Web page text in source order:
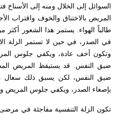
السوائل إلى الخلال ومنه إلى
المريض بالاختناق والخوف واقتراب
طالباً الهواء. يستمر هذا الشعور
في الصدر، في حين لا تستمر الزلة
وتكون أخف عادة، ويكفي جلوس
ضيق النفس. قد يستيقظ المريض
ضيق النفس، لكن يسبق ذلك سعال
بإصغاء الصدر، ويكفي جلوس المريض
تكون الزلة التنفسية مفاجئة في مرضى